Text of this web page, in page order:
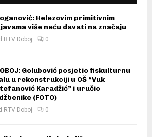
Helezovim primitivnim
više neću davati na značaju
RTV Doboj 0
Golubović posjetio fiskulturnu
u rekonstrukciji u OŠ “Vuk
Karadžić” i uručio
(FOTO)
RTV Doboj 0